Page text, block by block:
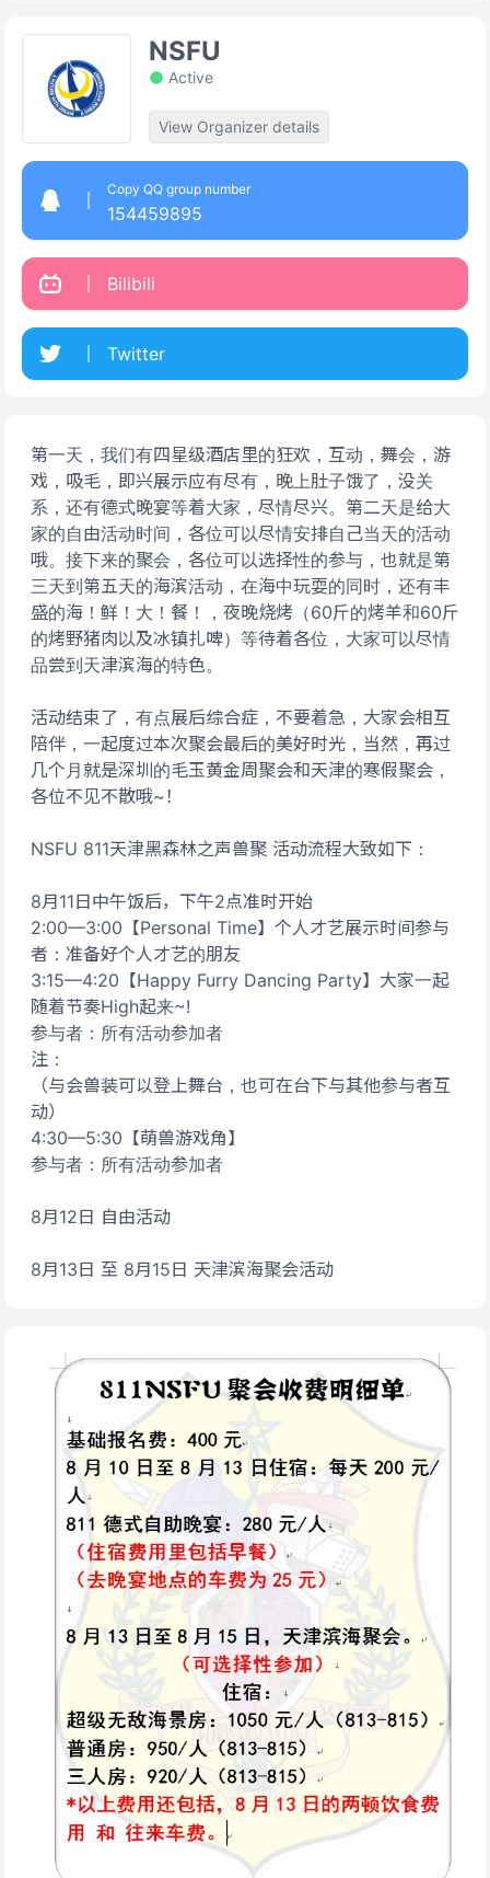
第一天，我们有四星级酒店里的狂欢，互动，舞会，游
戏，吸毛，即兴展示应有尽有，晚上肚子饿了，没关
系，还有德式晚宴等着大家，尽情尽兴。第二天是给大
家的自由活动时间，各位可以尽情安排自己当天的活动
哦。接下来的聚会，各位可以选择性的参与，也就是第
三天到第五天的海滨活动，在海中玩耍的同时，还有丰
盛的海！鲜！大！餐！，夜晚烧烤（60斤的烤羊和60斤
的烤野猪肉以及冰镇扎啤）等待着各位，大家可以尽情
品尝到天津滨海的特色。
活动结束了，有点展后综合症，不要着急，大家会相互
陪伴，一起度过本次聚会最后的美好时光，当然，再过
几个月就是深圳的毛玉黄金周聚会和天津的寒假聚会，
各位不见不散哦~！
NSFU 811天津黑森林之声兽聚 活动流程大致如下：
8月11日中午饭后，下午2点准时开始
2:00—3:00【Personal Time】个人才艺展示时间参与
者：准备好个人才艺的朋友
3:15—4:20【Happy Furry Dancing Party】大家一起
随着节奏High起来~!
参与者：所有活动参加者
注：
（与会兽装可以登上舞台，也可在台下与其他参与者互
动）
4:30—5:30【萌兽游戏角】
参与者：所有活动参加者
8月12日 自由活动
8月13日 至 8月15日 天津滨海聚会活动
NSFU
Active
View Organizer details
Copy QQ group number
154459895
Bilibili
Twitter